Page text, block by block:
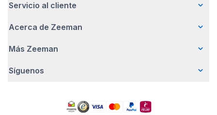
Servicio al cliente
Preguntas frecuentes
Entrega
Devoluciones
Tiendas Zeeman
Acerca de Zeeman
Quiénes somos
Cómo emprendemos de forma responsable
Informe anual de RSC
Más Zeeman
Promoción de body gratis
Nuestras campañas
Síguenos